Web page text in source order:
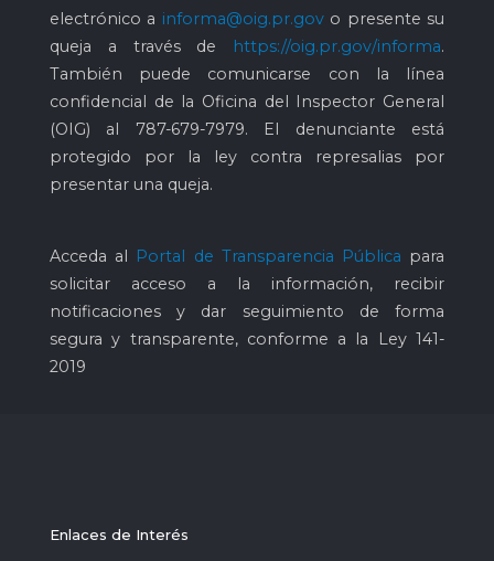
electrónico a informa@oig.pr.govo presente su
queja a través de
https://oig.pr.gov/informa.
También puede comunicarse con la línea
confidencial de la Oficina del Inspector General
(OIG) al 787-679-7979. El denunciante está
protegido por la ley contra represalias por
presentar una queja.
Acceda al Portal de Transparencia Pública para
solicitar acceso a la información, recibir
notificaciones y dar seguimiento de forma
segura y transparente, conforme a la Ley 141-
2019
Enlaces de Interés